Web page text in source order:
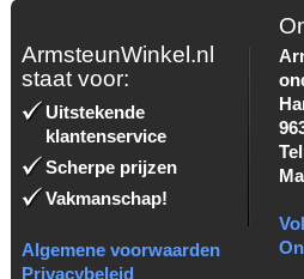
ArmsteunWinkel.nl
staat voor:
Uitstekende
klantenservice
Scherpe prijzen
Vakmanschap!
Algemene voorwaarden
Privacybeleid